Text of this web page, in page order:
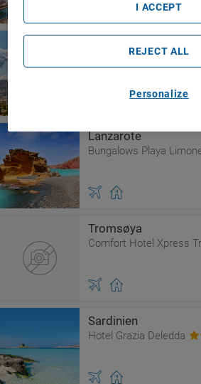
Palermo
Artemisia Palace Hotel
Lanzarote
Bungalows Playa
Tromsøya
Comfort Hotel Xpress
Sardinien
Hotel Grazia Deledda
Personalize
REJECT ALL
I ACCEPT